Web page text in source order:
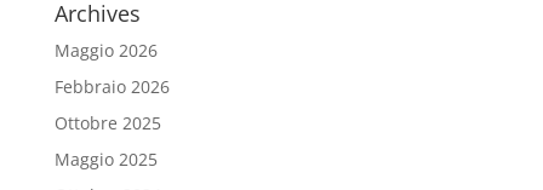
Archives
Maggio 2026
Febbraio 2026
Ottobre 2025
Maggio 2025